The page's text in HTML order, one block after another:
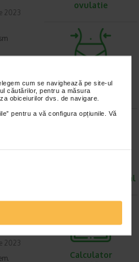
cum se navighează pe site-ul
căutărilor, pentru a măsura
obiceiurilor dvs. de navigare.
pentru a vă configura opțiunile. Vă
2023
2023
ovulatie
Calculator
greutate ideala
metabolismului bazal
Calculator